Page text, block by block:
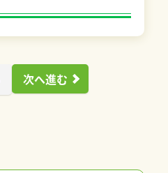
次へ進む